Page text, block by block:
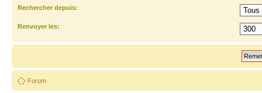
Rechercher depuis:
Renvoyer les:
Forum